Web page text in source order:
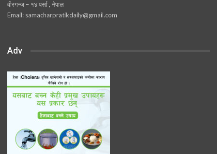
वीरगन्ज – १४ पर्सा , नेपाल
Email: samacharpratikdaily@gmail.com
Adv